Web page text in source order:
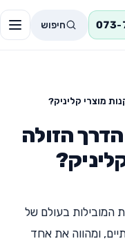
073- חיפוש
מוצרי קליניק?
הזולה
המובילות בעולם של
ומהווה את אחד